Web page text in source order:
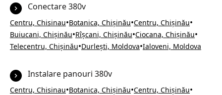
Conectare 380v
Centru, Chisinau•Botanica, Chișinău•Centru, Chișinău•
Buiucani, Chișinău•Rîșcani, Chișinău•Ciocana, Chișinău•
Telecentru, Chișinău•Durlești, Moldova•Ialoveni, Moldova
Instalare panouri 380v
Centru, Chisinau•Botanica, Chișinău•Centru, Chișinău•